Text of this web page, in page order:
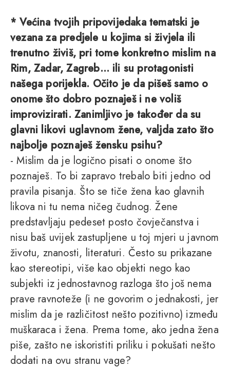
* Većina tvojih pripovijedaka tematski je
vezana za predjele u kojima si živjela ili
trenutno živiš, pri tome konkretno mislim na
Rim, Zadar, Zagreb… ili su protagonisti
našega porijekla. Očito je da pišeš samo o
onome što dobro poznaješ i ne voliš
improvizirati. Zanimljivo je također da su
glavni likovi uglavnom žene, valjda zato što
najbolje poznaješ žensku psihu?
- Mislim da je logično pisati o onome što
poznaješ. To bi zapravo trebalo biti jedno od
pravila pisanja. Što se tiče žena kao glavnih
likova ni tu nema ničeg čudnog. Žene
predstavljaju pedeset posto čovječanstva i
nisu baš uvijek zastupljene u toj mjeri u javnom
životu, znanosti, literaturi. Često su prikazane
kao stereotipi, više kao objekti nego kao
subjekti iz jednostavnog razloga što još nema
prave ravnoteže (i ne govorim o jednakosti, jer
mislim da je različitost nešto pozitivno) između
muškaraca i žena. Prema tome, ako jedna žena
piše, zašto ne iskoristiti priliku i pokušati nešto
dodati na ovu stranu vage?